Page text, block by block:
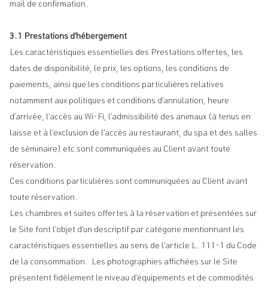
mail de confirmation.
3.1 Prestations d’hébergement
Les caractéristiques essentielles des Prestations offertes, les
dates de disponibilité, le prix, les options, les conditions de
paiements, ainsi que les conditions particulières relatives
notamment aux politiques et conditions d’annulation, heure
d’arrivée, l’accès au Wi-Fi, l’admissibilité des animaux (à tenus en
laisse et à l’exclusion de l’accès au restaurant, du spa et des salles
de séminaire) etc sont communiquées au Client avant toute
réservation.
Ces conditions particulières sont communiquées au Client avant
toute réservation.
Les chambres et suites offertes à la réservation et présentées sur
le Site font l’objet d’un descriptif par catégorie mentionnant les
caractéristiques essentielles au sens de l’article L. 111-1 du Code
de la consommation. Les photographies affichées sur le Site
présentent fidèlement le niveau d’équipements et de commodités